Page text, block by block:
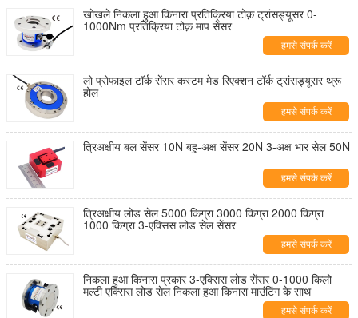
खोखले निकला हुआ किनारा प्रतिक्रिया टोक़ ट्रांसड्यूसर 0-
1000Nm प्रतिक्रिया टोक़ माप सेंसर
हमसे संपर्क करें
लो प्रोफाइल टॉर्क सेंसर कस्टम मेड रिएक्शन टॉर्क ट्रांसड्यूसर थ्रू
होल
हमसे संपर्क करें
त्रिअक्षीय बल सेंसर 10N बहु-अक्ष सेंसर 20N 3-अक्ष भार सेल 50N
हमसे संपर्क करें
त्रिअक्षीय लोड सेल 5000 किग्रा 3000 किग्रा 2000 किग्रा
1000 किग्रा 3-एक्सिस लोड सेल सेंसर
हमसे संपर्क करें
निकला हुआ किनारा प्रकार 3-एक्सिस लोड सेंसर 0-1000 किलो
मल्टी एक्सिस लोड सेल निकला हुआ किनारा माउंटिंग के साथ
हमसे संपर्क करें